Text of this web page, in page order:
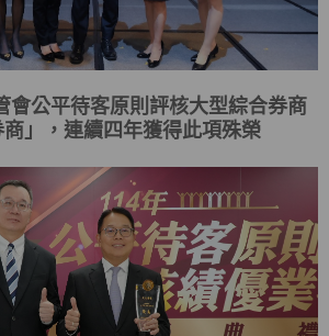
會公平待客原則評核大型綜合券商
」，連續四年獲得此項殊榮